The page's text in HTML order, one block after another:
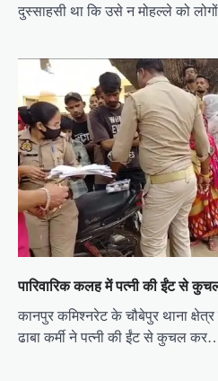
दुस्साहसी था कि उसे न मोहल्ले को
पारिवारिक कलह में पत्नी की ईंट से
कानपुर कमिश्नरेट के चौबेपुर थाना
ढाबा कर्मी ने पत्नी की ईंट से कुचल